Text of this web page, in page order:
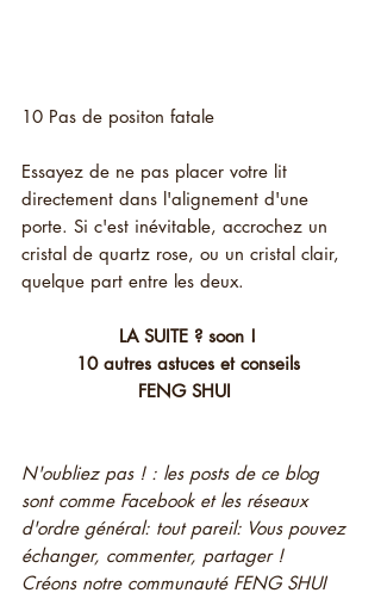
10 Pas de positon fatale
Essayez de ne pas placer votre lit
directement dans l'alignement d'une
porte. Si c'est inévitable, accrochez un
cristal de quartz rose, ou un cristal clair,
quelque part entre les deux.
LA SUITE ? soon !
10 autres astuces et conseils
FENG SHUI
N'oubliez pas ! : les posts de ce blog
sont comme Facebook et les réseaux
d'ordre général: tout pareil: Vous pouvez
échanger, commenter, partager !
Créons notre communauté FENG SHUI